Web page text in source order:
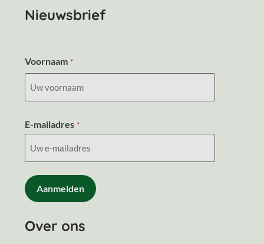
Nieuwsbrief
Voornaam *
E-mailadres *
CAPTCHA
Over ons